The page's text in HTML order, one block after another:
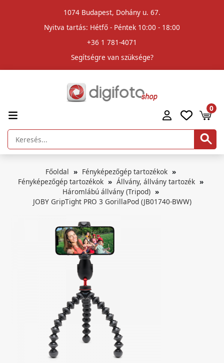
1074 Budapest, Dohány u. 67.
Nyitva tartás: Hétfő - Péntek 10:00 - 18:00
+36 1 781-4071
Segítségre van szüksége?
0
Főoldal
Fényképezőgép tartozékok
Fényképezőgép tartozékok
Állvány, állvány tartozék
Háromlábú állvány (Tripod)
JOBY GripTight PRO 3 GorillaPod (JB01740-BWW)